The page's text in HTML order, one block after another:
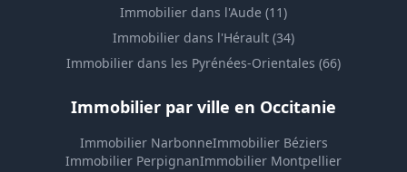
Immobilier dans l'Aude (11)
Immobilier dans l'Hérault (34)
Immobilier dans les Pyrénées-Orientales (66)
Immobilier par ville en Occitanie
Immobilier NarbonneImmobilier Béziers
Immobilier PerpignanImmobilier Montpellier